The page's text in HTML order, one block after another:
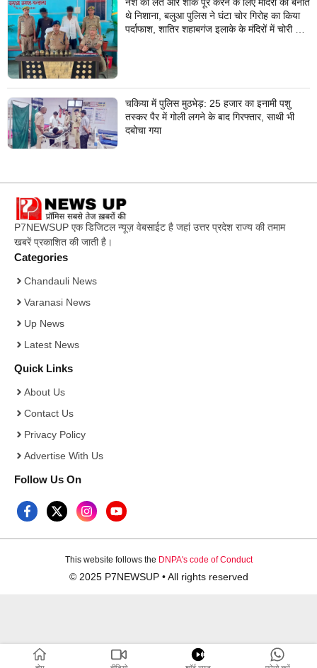
थे निशाना, बलुआ पुलिस ने घंटा चोर गिरोह का किया
पर्दाफाश, शातिर शहाबगंज इलाके के मंदिरों में चोरी की
चकिया में पुलिस मुठभेड़: 25 हजार का इनामी पशु
तस्कर पैर में गोली लगने के बाद गिरफ्तार, साथी भी
दबोचा गया
P7NEWSUP एक डिजिटल न्यूज़ वेबसाईट है जहां उत्तर प्रदेश राज्य की तमाम
खबरें प्रकाशित की जाती है।
Categories
Chandauli News
Varanasi News
Up News
Latest News
Quick Links
About Us
Contact Us
Privacy Policy
Advertise With Us
Follow Us On
This website follows the DNPA's code of Conduct
© 2025 P7NEWSUP • All rights reserved